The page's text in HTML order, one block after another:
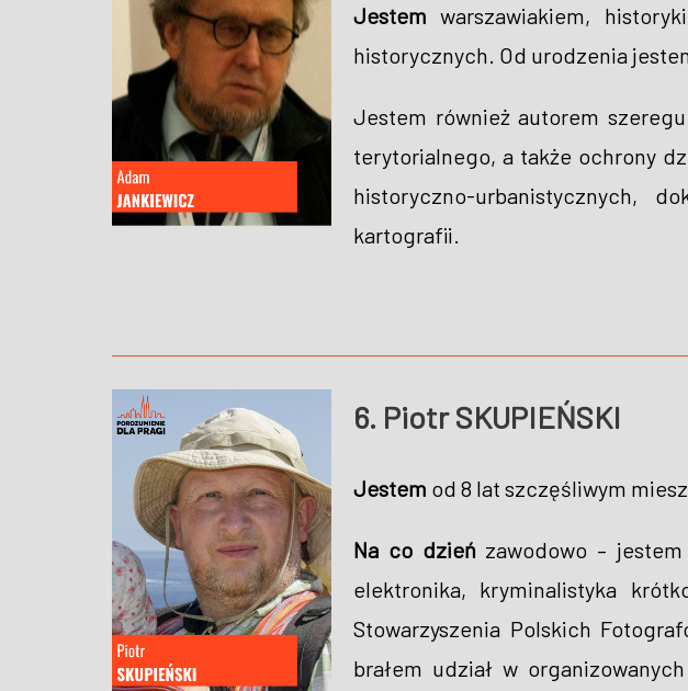
Jestem warszawiakiem,
historycznych. Od urodzenia
Jestem również autorem
terytorialnego, a także ochrony
historyczno-urbanistycznych,
kartografii.
6. Piotr SKUPIEŃSKI
Jestem od 8 lat szczęśliwym
Na co dzieńzawodowo – jestem
elektronika, kryminalistyka
Stowarzyszenia Polskich
brałem udział w